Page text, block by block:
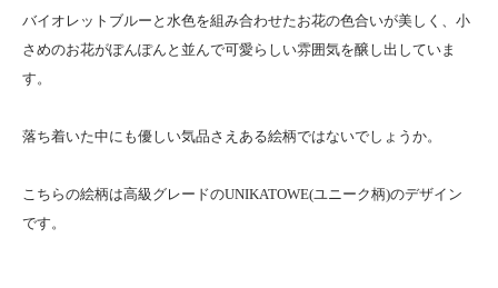
バイオレットブルーと水色を組み合わせたお花の色合いが美しく、小
さめのお花がぽんぽんと並んで可愛らしい雰囲気を醸し出していま
す。
落ち着いた中にも優しい気品さえある絵柄ではないでしょうか。
こちらの絵柄は高級グレードのUNIKATOWE(ユニーク柄)のデザイン
です。